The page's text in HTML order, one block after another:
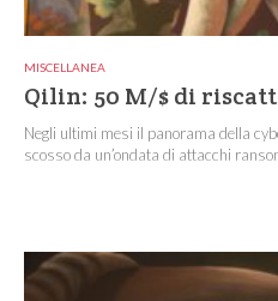
MISCELLANEA
Qilin: 50 M/$ di
Negli ultimi mesi il panorama della
scosso da un’ondata di attacchi